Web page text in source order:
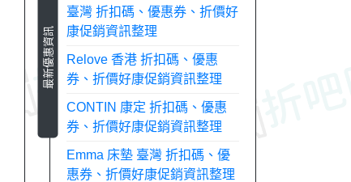
最新優惠資訊
臺灣 折扣碼、優惠券、折價好
康促銷資訊整理
Relove 香港 折扣碼、優惠
券、折價好康促銷資訊整理
CONTIN 康定 折扣碼、優惠
券、折價好康促銷資訊整理
Emma 床墊 臺灣 折扣碼、優
惠券、折價好康促銷資訊整理